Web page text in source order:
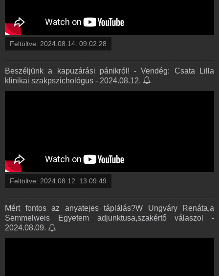
Feltöltve: 2024.08.14. 09:02:28
Beszéljünk a kapuzárási pánikról! - Vendég: Csata Lilla
klinikai szakpszichológus - 2024.08.12.
Feltöltve: 2024.08.12. 13:09:49
Mért fontos az anyatejes táplálás?W Ungváry Renáta,a
Semmelweis Egyetem adjunktusa,szakértő válaszol -
2024.08.09.